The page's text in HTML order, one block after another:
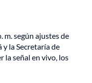
m. según ajustes de
la Secretaría de
la señal en vivo, los